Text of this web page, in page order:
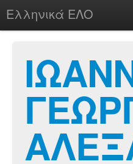
Ελληνικά ΕΛΟ
chesstu.be @ discord
Login